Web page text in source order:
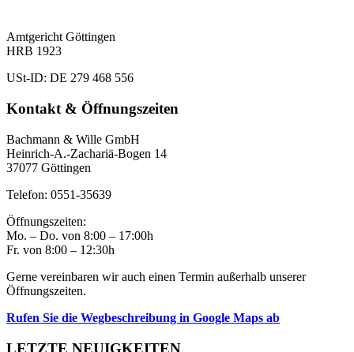
Amtgericht Göttingen
HRB 1923
USt-ID: DE 279 468 556
Kontakt & Öffnungszeiten
Bachmann & Wille GmbH
Heinrich-A.-Zachariä-Bogen 14
37077 Göttingen
Telefon: 0551-35639
Öffnungszeiten:
Mo. – Do. von 8:00 – 17:00h
Fr. von 8:00 – 12:30h
Gerne vereinbaren wir auch einen Termin außerhalb unserer
Öffnungszeiten.
Rufen Sie die Wegbeschreibung in Google Maps ab
LETZTE NEUIGKEITEN